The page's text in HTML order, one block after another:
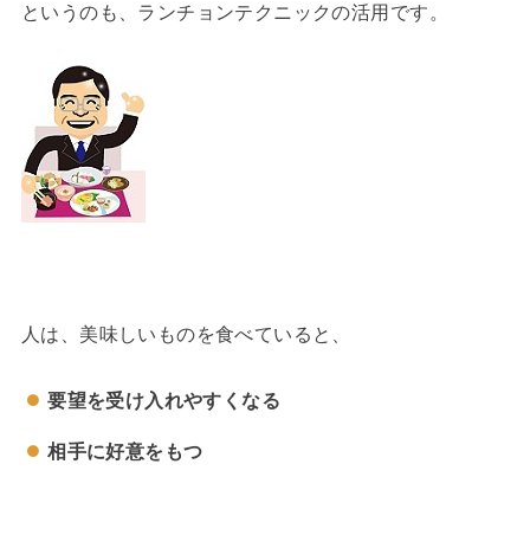
というのも、ランチョンテクニックの活用です。
人は、美味しいものを食べていると、
要望を受け入れやすくなる
相手に好意をもつ